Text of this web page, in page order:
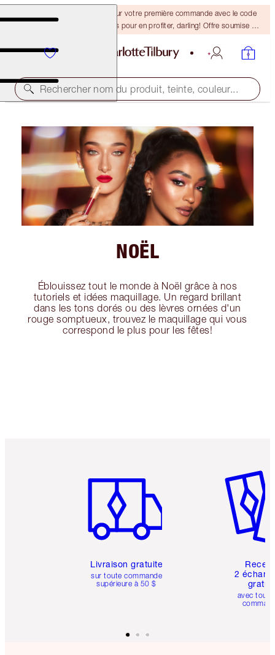
-15 % + la livraison gratuite sur votre première commande avec le code
DARLING15. Connectez-vous pour en profiter, darling! Offre soumise à
Rechercher nom du produit, teinte, couleur...
NOËL
Éblouissez tout le monde à Noël grâce à nos
tutoriels et idées maquillage. Un regard brillant
dans les tons dorés ou des lèvres ornées d'un
rouge somptueux, trouvez le maquillage qui vous
correspond le plus pour les fêtes!
Livraison gratuite
sur toute commande
supérieure à 50 $
2
avec